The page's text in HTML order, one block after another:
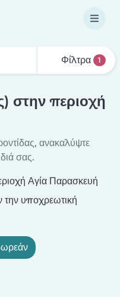
Φίλτρα 1
στην περιοχή
ανακαλύψτε
σας.
Αγία Παρασκευή
υποχρεωτική